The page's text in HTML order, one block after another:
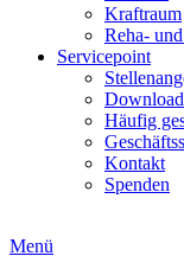
Kraftraum
Reha-
Servicepoint
Häufig
Kontakt
Spenden
Menü